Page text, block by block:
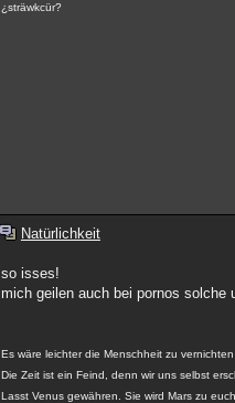
¿sträwkcür?
Natürlichkeit
so isses!
mich geilen auch bei pornos solche
Es wäre leichter die Menschheit zu
Die Zeit ist ein Feind, denn wir uns selbst
Lasst Venus gewähren. Sie wird Mars zu